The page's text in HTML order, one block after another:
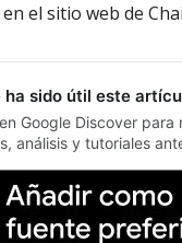
el sitio web de
ha sido útil este
Google Discover para
análisis y tutoriales